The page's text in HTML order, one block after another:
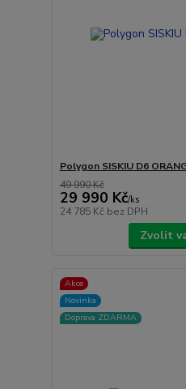
Polygon SISKIU D6
49 990 Kč
29 990 Kč/ks
24 785 Kč bez DPH
Zvolit
Akce
Novinka
Doprava ZDARMA